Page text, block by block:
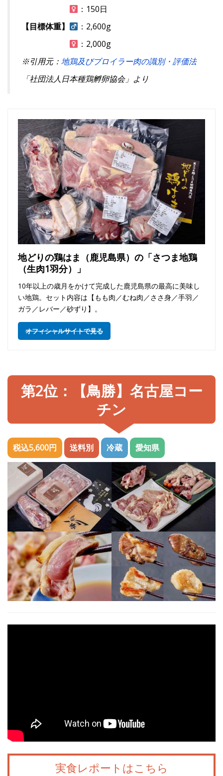
：150日
【目標体重】
：2,600g
：2,000g
※引用元： 地鶏及びブロイラー肉の識別・評価法
「社団法人日本種鶏孵卵協会」より
地どりの鶏はま（鹿児島県）の「さつま地鶏
（生肉1羽分）」
10年以上の歳月をかけて完成した鹿児島県の最高に美味し
い地鶏。セット内容は【もも肉／むね肉／ささ身／手羽／
ガラ／レバー／砂ずり】。
オフィシャルサイトで見る
第2位：【鳥勝】名古屋コー
チン
税込5,600円 送料別 冷蔵 愛知県
実食レポートはこちら